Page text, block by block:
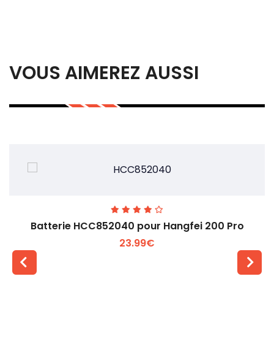
VOUS AIMEREZ AUSSI
Batterie HCC852040 pour Hangfei 200 Pro
23.99€